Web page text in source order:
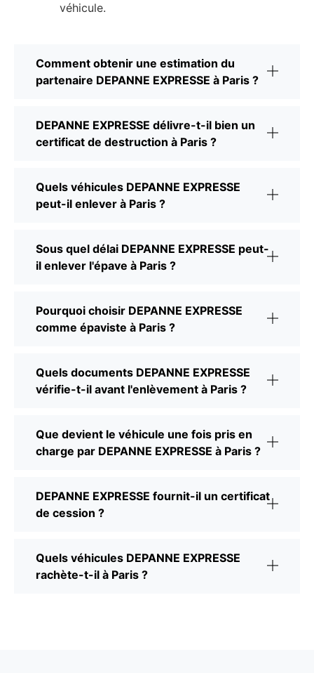
véhicule.
Comment obtenir une estimation du
partenaire DEPANNE EXPRESSE à Paris ?
DEPANNE EXPRESSE délivre-t-il bien un
certificat de destruction à Paris ?
Quels véhicules DEPANNE EXPRESSE
peut-il enlever à Paris ?
Sous quel délai DEPANNE EXPRESSE peut-
il enlever l'épave à Paris ?
Pourquoi choisir DEPANNE EXPRESSE
comme épaviste à Paris ?
Quels documents DEPANNE EXPRESSE
vérifie-t-il avant l'enlèvement à Paris ?
Que devient le véhicule une fois pris en
charge par DEPANNE EXPRESSE à Paris ?
DEPANNE EXPRESSE fournit-il un certificat
de cession ?
Quels véhicules DEPANNE EXPRESSE
rachète-t-il à Paris ?